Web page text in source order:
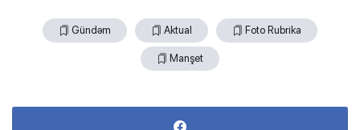
Gündəm Aktual Foto Rubrika
Manşet